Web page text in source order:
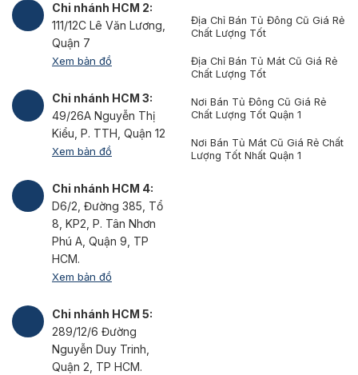
Chi nhánh HCM 2:
111/12C Lê Văn Lương,
Quận 7
Xem bản đồ
Chi nhánh HCM 3:
49/26A Nguyễn Thị
Kiểu, P. TTH, Quận 12
Xem bản đồ
Chi nhánh HCM 4:
D6/2, Đường 385, Tổ
8, KP2, P. Tân Nhơn
Phú A, Quận 9, TP
HCM.
Xem bản đồ
Chi nhánh HCM 5:
289/12/6 Đường
Nguyễn Duy Trinh,
Quận 2, TP HCM.
Địa Chỉ Bán Tủ Đông Cũ Giá Rẻ
Chất Lượng Tốt
Địa Chỉ Bán Tủ Mát Cũ Giá Rẻ
Chất Lượng Tốt
Nơi Bán Tủ Đông Cũ Giá Rẻ
Chất Lượng Tốt Quận 1
Nơi Bán Tủ Mát Cũ Giá Rẻ Chất
Lượng Tốt Nhất Quận 1